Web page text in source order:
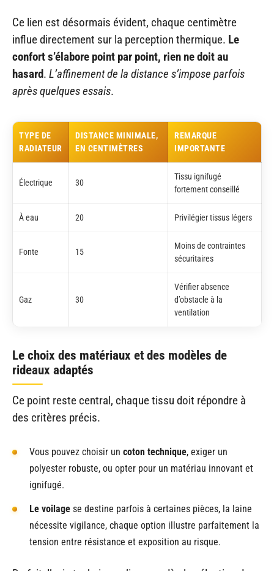
Ce lien est désormais évident, chaque centimètre
influe directement sur la perception thermique. Le
confort s’élabore point par point, rien ne doit au
hasard. L’affinement de la distance s’impose parfois
après quelques essais.
TYPE DE
RADIATEUR
DISTANCE MINIMALE,
EN CENTIMÈTRES
REMARQUE
IMPORTANTE
Électrique 30
Tissu ignifugé
fortement conseillé
À eau 20 Privilégier tissus légers
Fonte 15
Moins de contraintes
sécuritaires
Gaz 30
Vérifier absence
d’obstacle à la
ventilation
Le choix des matériaux et des modèles de
rideaux adaptés
Ce point reste central, chaque tissu doit répondre à
des critères précis.
Vous pouvez choisir un coton technique, exiger un
polyester robuste, ou opter pour un matériau innovant et
ignifugé.
Le voilage se destine parfois à certaines pièces, la laine
nécessite vigilance, chaque option illustre parfaitement la
tension entre résistance et exposition au risque.